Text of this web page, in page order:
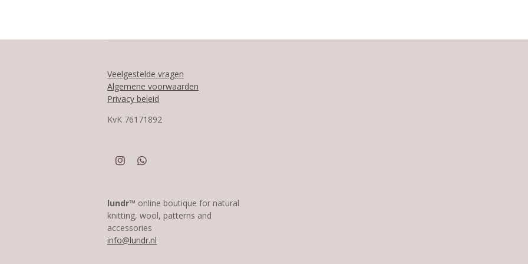
Veelgestelde vragen
Algemene voorwaarden
Privacy beleid
KvK 76171892
I
a
g
r
a
m
W
s
A
p
p
lundr™ online boutique for natural
knitting, wool, patterns and
accessories
info@lundr.nl